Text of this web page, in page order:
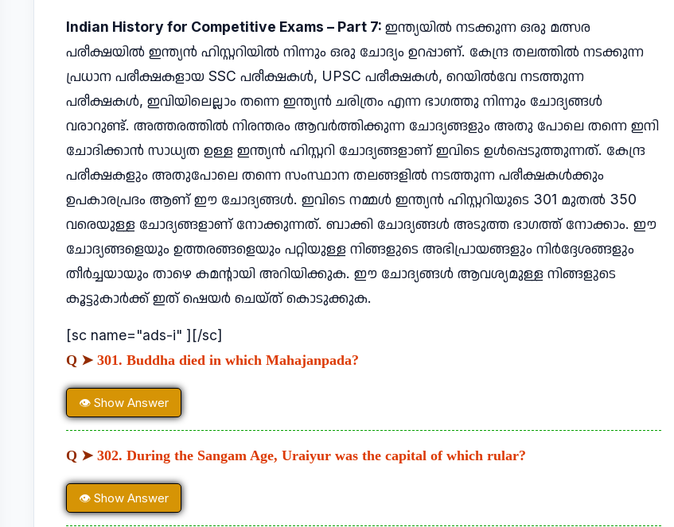
Indian History for Competitive Exams – Part 7: ഇന്ത്യയിൽ നടക്കുന്ന ഒരു മത്സര
പരീക്ഷയിൽ ഇന്ത്യൻ ഹിസ്റ്ററിയിൽ നിന്നും ഒരു ചോദ്യം ഉറപ്പാണ്. കേന്ദ്ര തലത്തിൽ നടക്കുന്ന
പ്രധാന പരീക്ഷകളായ SSC പരീക്ഷകൾ, UPSC പരീക്ഷകൾ, റെയിൽവേ നടത്തുന്ന
പരീക്ഷകൾ, ഇവിയിലെല്ലാം തന്നെ ഇന്ത്യൻ ചരിത്രം എന്ന ഭാഗത്തു നിന്നും ചോദ്യങ്ങൾ
വരാറുണ്ട്. അത്തരത്തിൽ നിരന്തരം ആവർത്തിക്കുന്ന ചോദ്യങ്ങളും അതു പോലെ തന്നെ ഇനി
ചോദിക്കാൻ സാധ്യത ഉള്ള ഇന്ത്യൻ ഹിസ്റ്ററി ചോദ്യങ്ങളാണ് ഇവിടെ ഉൾപ്പെടുത്തുന്നത്. കേന്ദ്ര
പരീക്ഷകളും അതുപോലെ തന്നെ സംസ്ഥാന തലങ്ങളിൽ നടത്തുന്ന പരീക്ഷകൾക്കും
ഉപകാരപ്രദം ആണ് ഈ ചോദ്യങ്ങൾ. ഇവിടെ നമ്മൾ ഇന്ത്യൻ ഹിസ്റ്ററിയുടെ 301 മുതൽ 350
വരെയുള്ള ചോദ്യങ്ങളാണ് നോക്കുന്നത്. ബാക്കി ചോദ്യങ്ങൾ അടുത്ത ഭാഗത്ത് നോക്കാം. ഈ
ചോദ്യങ്ങളെയും ഉത്തരങ്ങളെയും പറ്റിയുള്ള നിങ്ങളുടെ അഭിപ്രായങ്ങളും നിർദ്ദേശങ്ങളും
തീർച്ചയായും താഴെ കമന്റായി അറിയിക്കുക. ഈ ചോദ്യങ്ങൾ ആവശ്യമുള്ള നിങ്ങളുടെ
കൂട്ടുകാർക്ക് ഇത് ഷെയർ ചെയ്ത് കൊടുക്കുക.
[sc name="ads-i" ][/sc]
Q ➤ 301. Buddha died in which Mahajanpada?
👁 Show Answer
Q ➤ 302. During the Sangam Age, Uraiyur was the capital of which rular?
👁 Show Answer